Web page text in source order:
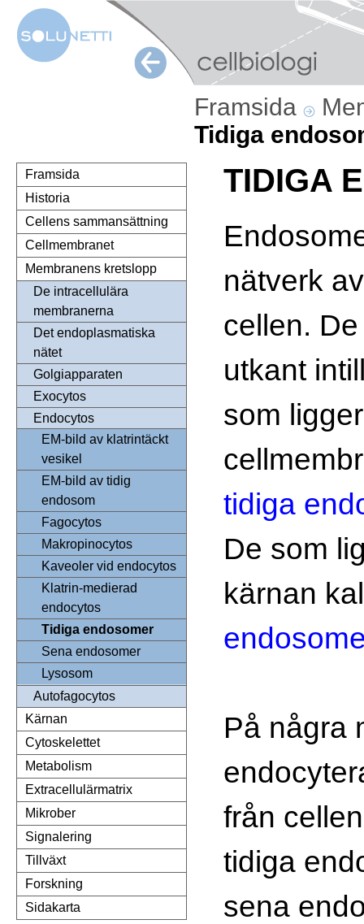
Framsida
Tidiga
Framsida
Historia
Cellens sammansättning
Cellmembranet
Membranens kretslopp
De intracellulära
membranerna
Det endoplasmatiska
nätet
Golgiapparaten
Exocytos
Endocytos
EM-bild av klatrintäckt
vesikel
EM-bild av tidig
endosom
Fagocytos
Makropinocytos
Kaveoler vid endocytos
Klatrin-medierad
endocytos
Tidiga endosomer
Sena endosomer
Lysosom
Autofagocytos
Kärnan
Cytoskelettet
Metabolism
Extracellulärmatrix
Mikrober
Signalering
Tillväxt
Forskning
Sidakarta
TIDIGA
nätverk
cellen.
utkant
som
tidiga
De som
kärnan
På några
från
tidiga
sena